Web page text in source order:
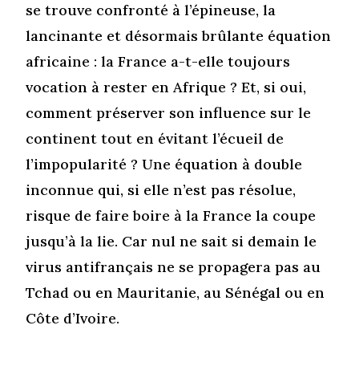
se trouve confronté à l’épineuse, la
lancinante et désormais brûlante équation
africaine : la France a-t-elle toujours
vocation à rester en Afrique ? Et, si oui,
comment préserver son influence sur le
continent tout en évitant l’écueil de
l’impopularité ? Une équation à double
inconnue qui, si elle n’est pas résolue,
risque de faire boire à la France la coupe
jusqu’à la lie. Car nul ne sait si demain le
virus antifrançais ne se propagera pas au
Tchad ou en Mauritanie, au Sénégal ou en
Côte d’Ivoire.